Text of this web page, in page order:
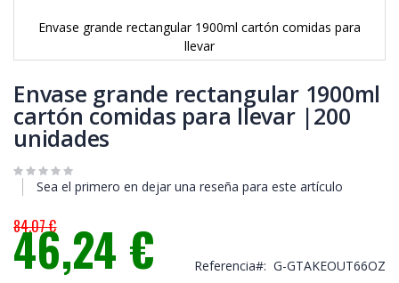
Envase grande rectangular 1900ml cartón comidas para
llevar
al
comienzo
de
la
galería
de
imágenes
Envase grande rectangular 1900ml
cartón comidas para llevar |200
unidades
Sea el primero en dejar una reseña para este artículo
84,07 €
Precio
especial
46,24 € Referencia G-GTAKEOUT66OZ